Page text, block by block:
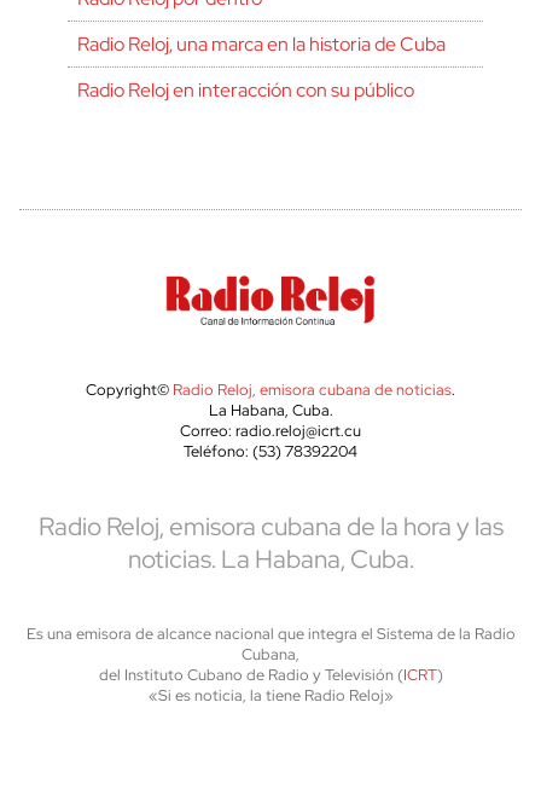
Radio Reloj, una marca en la historia de Cuba
Radio Reloj en interacción con su público
Copyright© Radio Reloj, emisora cubana de noticias.
La Habana, Cuba.
Correo: radio.reloj@icrt.cu
Teléfono: (53) 78392204
Radio Reloj, emisora cubana de la hora y las
noticias. La Habana, Cuba.
Es una emisora de alcance nacional que integra el Sistema de la Radio
Cubana,
del Instituto Cubano de Radio y Televisión (ICRT)
«Si es noticia, la tiene Radio Reloj»